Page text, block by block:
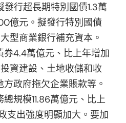
發行超長期特別國債1.3萬
億元。擬發行特別國債
型商業銀行補充資本。
4.4萬億元、比上年增加
資建設、土地收儲和收
政府拖欠企業賬款等。
規模11.86萬億元、比上
支出強度明顯加大。要加